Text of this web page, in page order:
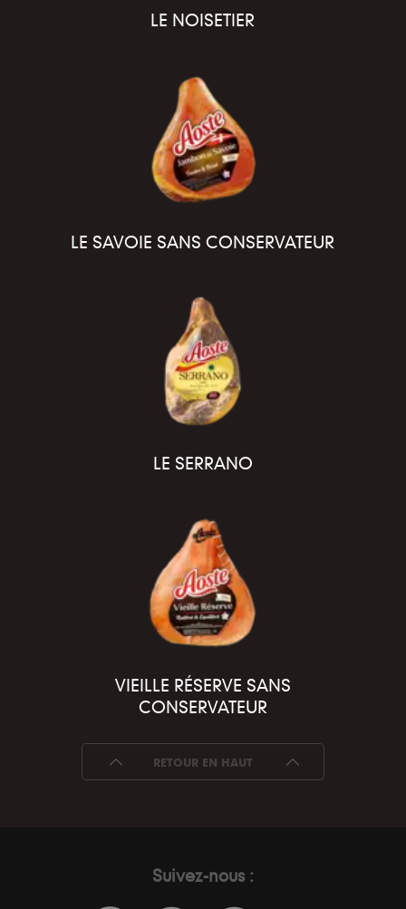
LE NOISETIER
LE SAVOIE SANS CONSERVATEUR
LE SERRANO
VIEILLE RÉSERVE SANS
CONSERVATEUR
RETOUR EN HAUT
Suivez-nous :